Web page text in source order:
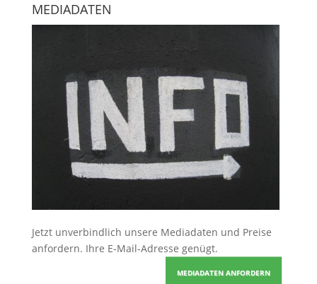
MEDIADATEN
Jetzt unverbindlich unsere Mediadaten und Preise
anfordern. Ihre E-Mail-Adresse genügt.
MEDIADATEN ANFORDERN